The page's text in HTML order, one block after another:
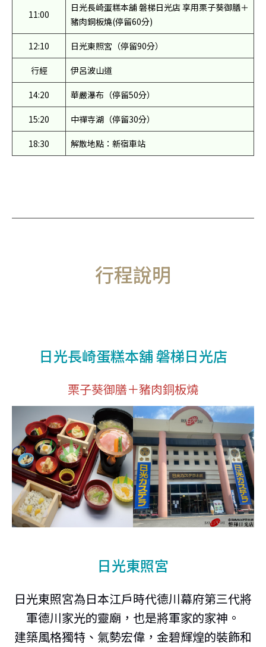
11:00
日光長崎蛋糕本舖 磐梯日光店 享用栗子葵御膳＋
豬肉銅板燒(停留60分)
12:10 日光東照宮（停留90分）
行經 伊呂波山道
14:20 華嚴瀑布（停留50分）
15:20 中禪寺湖（停留30分）
18:30 解散地點：新宿車站
行程說明
日光長崎蛋糕本舖 磐梯日光店
栗子葵御膳＋豬肉銅板燒
日光東照宮
日光東照宮為日本江戶時代德川幕府第三代將
軍德川家光的靈廟，也是將軍家的家神。
建築風格獨特、氣勢宏偉，金碧輝煌的裝飾和